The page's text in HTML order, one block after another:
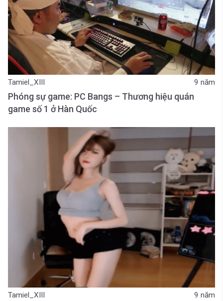
Tamiel_XIII 9 năm
Phóng sự game: PC Bangs – Thương hiệu quán
game số 1 ở Hàn Quốc
Tamiel_XIII 9 năm